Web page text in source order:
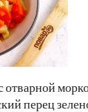
отварной
перец